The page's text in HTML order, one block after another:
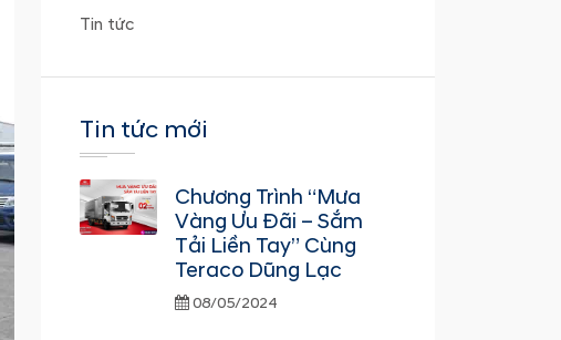
Tin tức
Tin tức mới
Chương Trình “Mưa
Vàng Ưu Đãi – Sắm
Tải Liền Tay” Cùng
Teraco Dũng Lạc
08/05/2024